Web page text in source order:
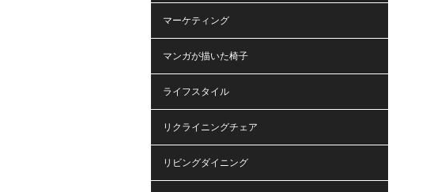
マーケティング
マンガが描いた椅子
ライフスタイル
リクライニングチェア
リビングダイニング